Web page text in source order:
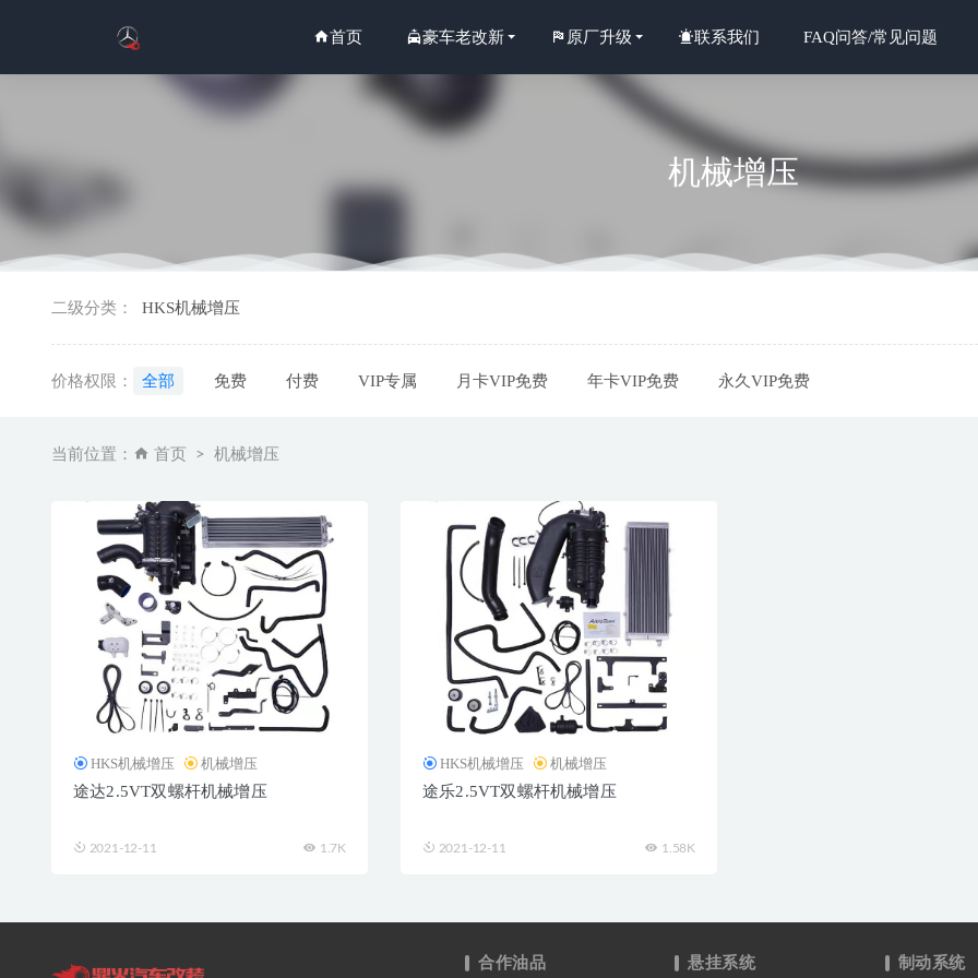
首页 豪车老改新 原厂升级 联系我们 FAQ问答/常见问题
机械增压
二级分类： HKS机械增压
价格权限： 全部 免费 付费 VIP专属 月卡VIP免费 年卡VIP免费 永久VIP免费
当前位置： 首页 机械增压
HKS机械增压 机械增压
途达2.5VT双螺杆机械增压
2021-12-11 1.7K
HKS机械增压 机械增压
途乐2.5VT双螺杆机械增压
2021-12-11 1.58K
合作油品 悬挂系统 制动系统